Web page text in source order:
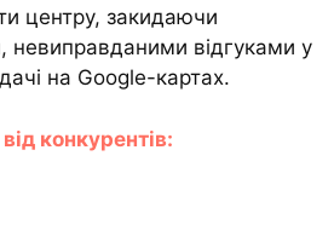
центру, закидаючи
невиправданими відгуками у
на Google-картах.
конкурентів: